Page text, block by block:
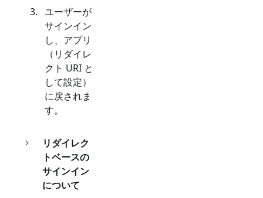
ユーザーが
サインイン
し、アプリ
（リダイレ
クト URI と
して設定）
に戻されま
す。
リダイレク
トベースの
サインイン
について